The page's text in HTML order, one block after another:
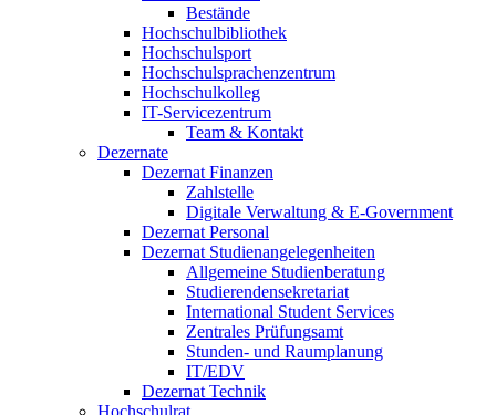
Bestände
Hochschulbibliothek
Hochschulsport
Hochschulsprachenzentrum
Hochschulkolleg
IT-Servicezentrum
Team & Kontakt
Dezernate
Dezernat Finanzen
Zahlstelle
Digitale Verwaltung & E-Government
Dezernat Personal
Dezernat Studienangelegenheiten
Allgemeine Studienberatung
Studierendensekretariat
International Student Services
Zentrales Prüfungsamt
Stunden- und Raumplanung
IT/EDV
Dezernat Technik
Hochschulrat